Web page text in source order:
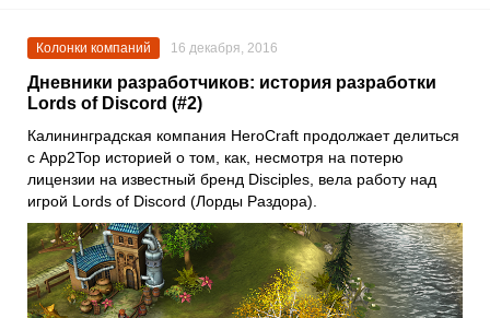
Колонки компаний 16 декабря, 2016
Дневники разработчиков: история разработки
Lords of Discord (#2)
Калининградская компания HeroCraft продолжает делиться
с App2Top историей о том, как, несмотря на потерю
лицензии на известный бренд Disciples, вела работу над
игрой Lords of Discord (Лорды Раздора).